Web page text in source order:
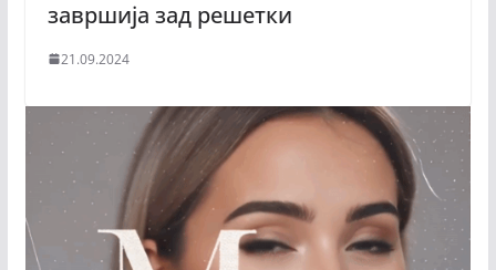
завршија зад решетки
21.09.2024